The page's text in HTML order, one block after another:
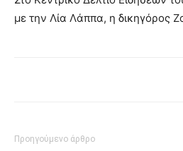
με την Λία Λάππα, η δικηγόρος
Προηγούμενο άρθρο